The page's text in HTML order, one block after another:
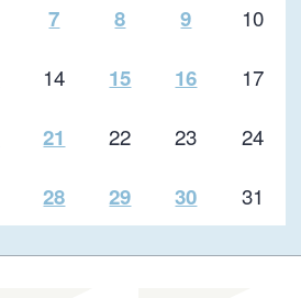
7 8 9 10
14 15 16 17
21 22 23 24
28 29 30 31